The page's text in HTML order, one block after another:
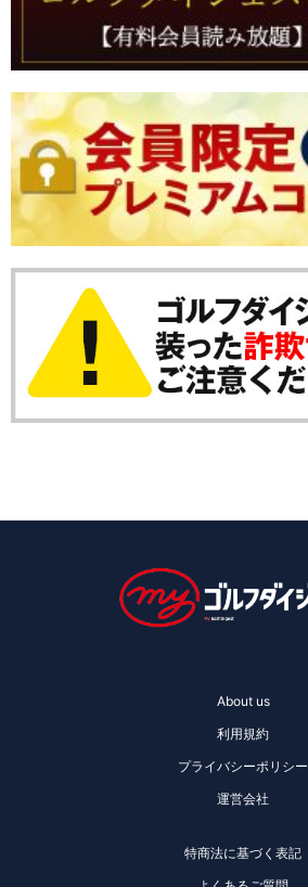
About us
利用規約
プライバシーポリシー
運営会社
特商法に基づく表記